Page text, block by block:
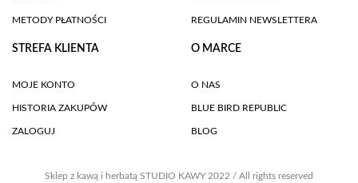
METODY PŁATNOŚCI REGULAMIN NEWSLETTERA
STREFA KLIENTA
MOJE KONTO
HISTORIA ZAKUPÓW
ZALOGUJ
O MARCE
O NAS
BLUE BIRD REPUBLIC
BLOG
Sklep z kawą i herbatą STUDIO KAWY 2022 / All rights reserved